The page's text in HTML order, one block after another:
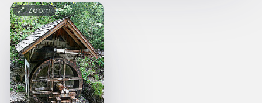
Zoom